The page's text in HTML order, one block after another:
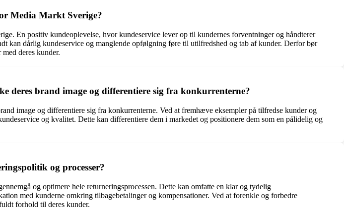
Media Markt Sverige?
En positiv kundeoplevelse, hvor kundeservice lever op til kundernes forventninger og håndterer
kan dårlig kundeservice og manglende opfølgning føre til utilfredshed og tab af kunder. Derfor bør
deres kunder.
deres brand image og differentiere sig fra konkurrenterne?
image og differentiere sig fra konkurrenterne. Ved at fremhæve eksempler på tilfredse kunder og
og kvalitet. Dette kan differentiere dem i markedet og positionere dem som en pålidelig og
og processer?
og optimere hele returneringsprocessen. Dette kan omfatte en klar og tydelig
med kunderne omkring tilbagebetalinger og kompensationer. Ved at forenkle og forbedre
forhold til deres kunder.